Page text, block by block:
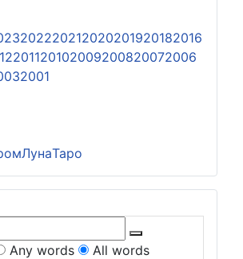
202220212020201920182016
201120102009200820072006
2001
ЛунаТаро
results
Any words
All words